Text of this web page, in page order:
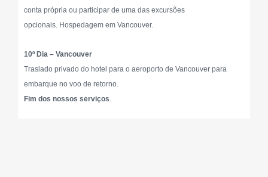
conta própria ou participar de uma das excursões
opcionais. Hospedagem em Vancouver.
10º Dia – Vancouver
Traslado privado do hotel para o aeroporto de Vancouver para
embarque no voo de retorno.
Fim dos nossos serviços